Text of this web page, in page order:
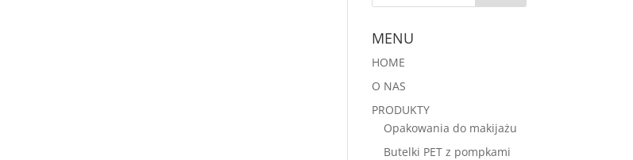
MENU
HOME
O NAS
PRODUKTY
Opakowania do makijażu
Butelki PET z pompkami